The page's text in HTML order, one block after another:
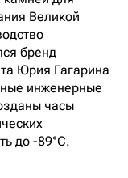
Великой
бренд
Юрия Гагарина
инженерные
часы
до -89°С.